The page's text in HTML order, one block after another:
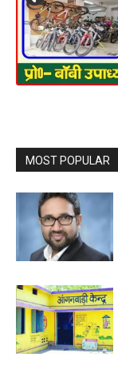
MOST POPULAR